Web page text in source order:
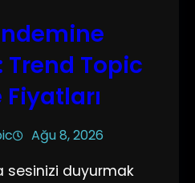
Trend Topic
Ağu 8, 2026
sesinizi duyurmak